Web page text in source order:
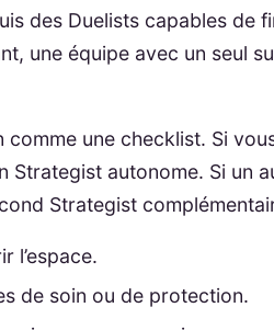
des Duelists capables de
une équipe avec un seul
une checklist. Si
Strategist autonome. Si un
Strategist
l’espace.
de soin ou de protection.